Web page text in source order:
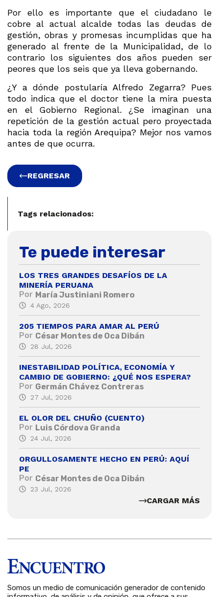
Por ello es importante que el ciudadano le
cobre al actual alcalde todas las deudas de
gestión, obras y promesas incumplidas que ha
generado al frente de la Municipalidad, de lo
contrario los siguientes dos años pueden ser
peores que los seis que ya lleva gobernando.
¿Y a dónde postularía Alfredo Zegarra? Pues
todo indica que el doctor tiene la mira puesta
en el Gobierno Regional. ¿Se imaginan una
repetición de la gestión actual pero proyectada
hacia toda la región Arequipa? Mejor nos vamos
antes de que ocurra.
REGRESAR
Tags relacionados:
Te puede interesar
LOS TRES GRANDES DESAFÍOS DE LA
MINERÍA PERUANA
Por María Justiniani Romero
4 Ago, 2026
205 TIEMPOS PARA AMAR AL PERÚ
Por César Montes de Oca Dibán
28 Jul, 2026
INESTABILIDAD POLÍTICA, ECONOMÍA Y
CAMBIO DE GOBIERNO: ¿QUÉ NOS ESPERA?
Por Germán Chávez Contreras
27 Jul, 2026
EL OLOR DEL CHUÑO (CUENTO)
Por Luis Córdova Granda
24 Jul, 2026
ORGULLOSAMENTE HECHO EN PERÚ: AQUÍ
PE
Por César Montes de Oca Dibán
23 Jul, 2026
CARGAR MÁS
Somos un medio de comunicación generador de contenido